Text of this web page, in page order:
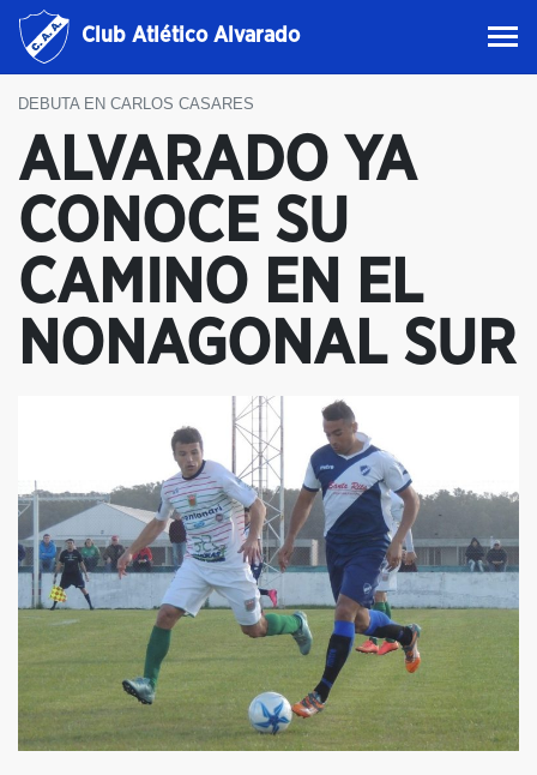
Club Atlético Alvarado
DEBUTA EN CARLOS CASARES
ALVARADO YA
CONOCE SU
CAMINO EN EL
NONAGONAL SUR